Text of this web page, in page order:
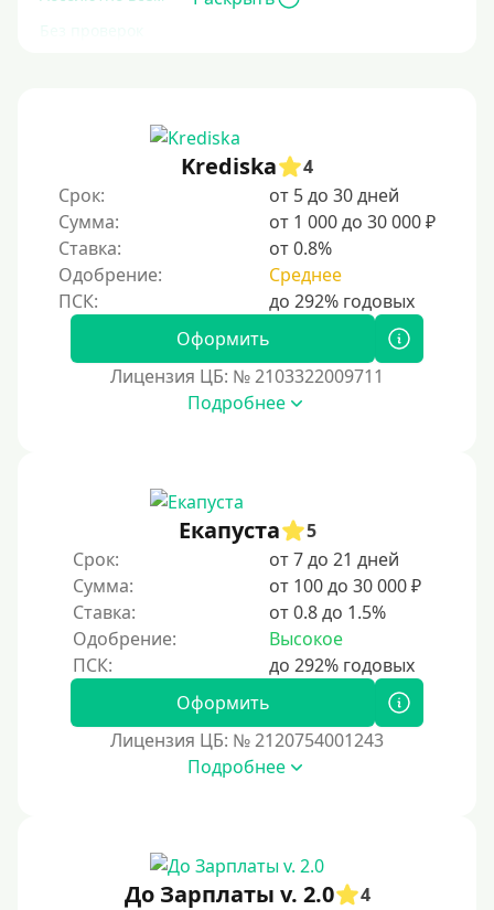
Без проверок
На карту без отказа
Залог
Под залог ПТС
Без залога
Под залог
Под залог недвижимости
Под ПТС спецтехники
Под ПТС грузового автомобиля
Авто без ПТС
Цель
На Новый Год
Чтобы улучшить кредитную историю, важно
своевременно погашать долги, избегать просрочек и
регулярно проверять кредитный отчет. Также можно
воспользоваться кредитными картами с небольшим
Для закрытия прочих кредитных обязательств
До зарплаты
Krediska
4
Срок:
от 5 до 30 дней
Сумма:
от 1 000 до 30 000 ₽
Ставка:
от 0.8%
Одобрение:
Среднее
Оформить
Лицензия ЦБ: № 2103322009711
Подробнее
Екапуста
5
Срок:
от 7 до 21 дней
Сумма:
от 100 до 30 000 ₽
Ставка:
от 0.8 до 1.5%
Одобрение:
Высокое
Оформить
Лицензия ЦБ: № 2120754001243
Подробнее
До Зарплаты v. 2.0
4